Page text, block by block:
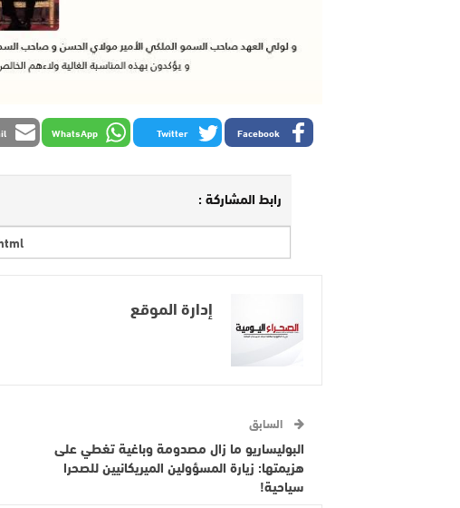
Facebook
Twitter
WhatsApp
رابط المشاركة :
إدارة الموقع
السابق
البوليساريو ما زال مصدومة وباغية تغطي على
هزيمتها: زيارة المسؤولين الميريكانيين للصحرا
سياحية!